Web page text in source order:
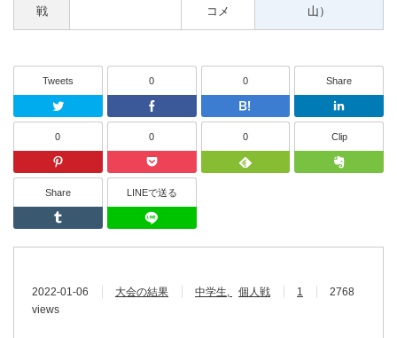
戦
コメ
山）
Tweets
Twitter
0
Facebook
0
はてなブッ
Share
0
Pinterest
0
Pocket
0
Feedly
Clip
Share
Tumblr
LINEで送る
2022-01-06 大会の結果 中学生 個人戦 1
2768
views